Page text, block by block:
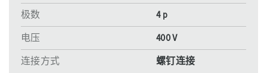
极数 4 p
电压 400 V
连接方式 螺钉连接